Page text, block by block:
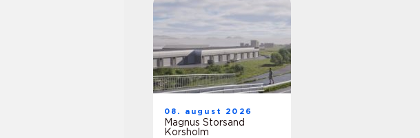
08. august 2026
Magnus Storsand
Korsholm